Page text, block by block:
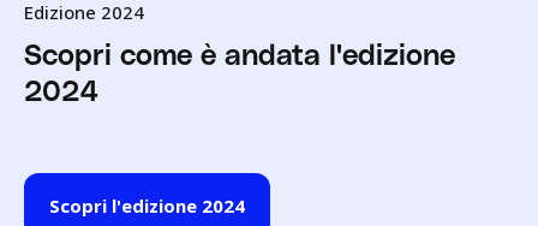
Edizione 2024
Scopri come è andata l'edizione
2024
Scopri l'edizione 2024